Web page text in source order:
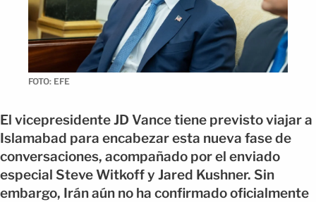
FOTO: EFE
El vicepresidente JD Vance tiene previsto viajar a
Islamabad para encabezar esta nueva fase de
conversaciones, acompañado por el enviado
especial Steve Witkoff y Jared Kushner. Sin
embargo, Irán aún no ha confirmado oficialmente